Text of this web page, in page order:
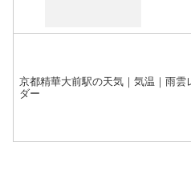
京都精華大前駅の天気｜気温｜雨雲
ダー